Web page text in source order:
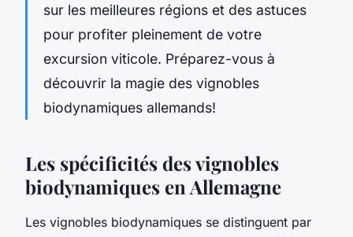
sur les meilleures régions et des astuces
pour profiter pleinement de votre
excursion viticole. Préparez-vous à
découvrir la magie des vignobles
biodynamiques allemands!
Les spécificités des vignobles
biodynamiques en Allemagne
Les vignobles biodynamiques se distinguent par